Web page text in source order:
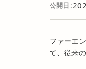
公開日
ファーエ
て、従来